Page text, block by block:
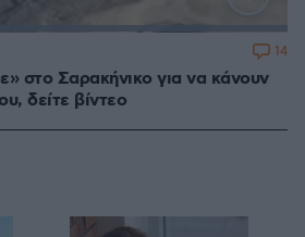
στο Σαρακήνικο για να κάνουν
δείτε βίντεο
14